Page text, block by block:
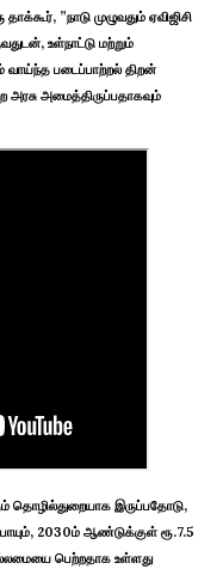
”நாடு முழுவதும் ஏவிஜிசி
உள்நாட்டு மற்றும்
படைப்பாற்றல் திறன்
அரசு அமைத்திருப்பதாகவும்
தொழில்துறையாக இருப்பதோடு,
2030ம் ஆண்டுக்குள் ரூ.7.5
பெற்றதாக உள்ளது